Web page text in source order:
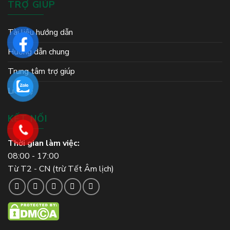
TRỢ GIÚP
Tài liệu hướng dẫn
Hướng dẫn chung
Trung tâm trợ giúp
Liên hệ
KẾT NỐI
Thời gian làm việc:
08:00 - 17:00
Từ T2 - CN (trừ Tết Âm lịch)